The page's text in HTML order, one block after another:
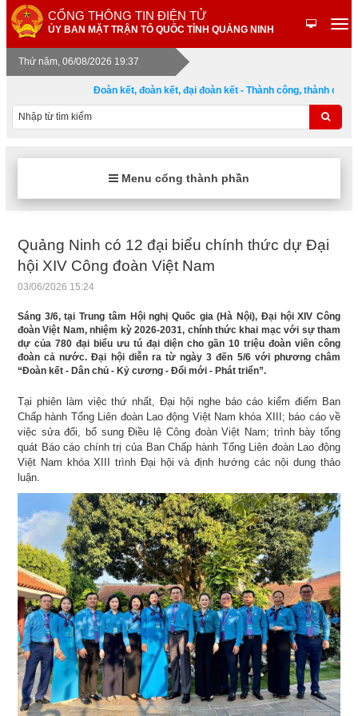
CỔNG THÔNG TIN ĐIỆN TỬ
ỦY BAN MẶT TRẬN TỔ QUỐC TỈNH QUẢNG NINH
Thứ năm, 06/08/2026 19:37
Đoàn kết, đoàn kết, đại đoàn kết - Thành công, thành công,
Menu cổng thành phần
Quảng Ninh có 12 đại biểu chính thức dự Đại
hội XIV Công đoàn Việt Nam
03/06/2026 15:24
Sáng 3/6, tại Trung tâm Hội nghị Quốc gia (Hà Nội), Đại hội XIV Công
đoàn Việt Nam, nhiệm kỳ 2026-2031, chính thức khai mạc với sự tham
dự của 780 đại biểu ưu tú đại diện cho gần 10 triệu đoàn viên công
đoàn cả nước. Đại hội diễn ra từ ngày 3 đến 5/6 với phương châm
“Đoàn kết - Dân chủ - Kỷ cương - Đổi mới - Phát triển”.
Tại phiên làm việc thứ nhất, Đại hội nghe báo cáo kiểm điểm Ban
Chấp hành Tổng Liên đoàn Lao động Việt Nam khóa XIII; báo cáo về
việc sửa đổi, bổ sung Điều lệ Công đoàn Việt Nam; trình bày tổng
quát Báo cáo chính trị của Ban Chấp hành Tổng Liên đoàn Lao động
Việt Nam khóa XIII trình Đại hội và định hướng các nội dung thảo
luận.